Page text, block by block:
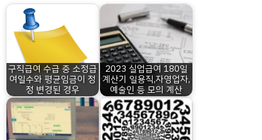
구직급여 수급 중 소정급
여일수와 평균임금이 정
정 변경된 경우
2023 실업급여 180일
계산기 일용직,자영업자,
예술인 등 모의 계산